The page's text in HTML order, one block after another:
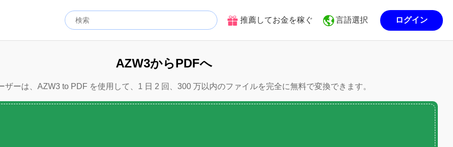
推薦してお金を稼ぐ 言語選択 ログイン
AZW3からPDFへ
ザーは、AZW3 to PDF を使用して、1 日 2 回、300 万以内のファイルを完全に無料で変換できます。